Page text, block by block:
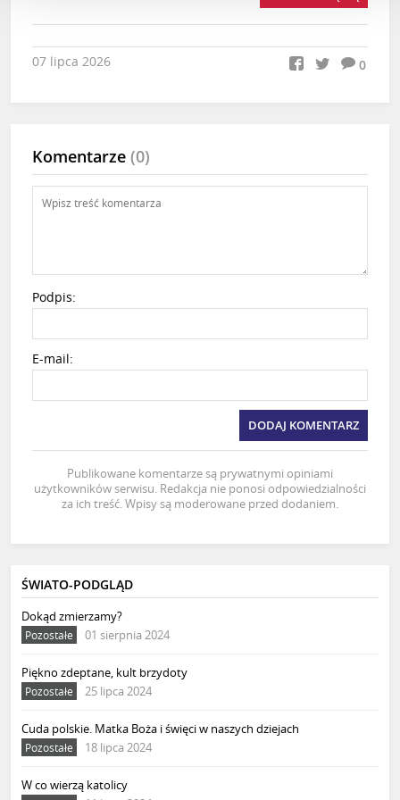
07 lipca 2026 0
Komentarze (0)
Podpis:
E-mail:
DODAJ KOMENTARZ
Publikowane komentarze są prywatnymi opiniami
użytkowników serwisu. Redakcja nie ponosi odpowiedzialności
za ich treść. Wpisy są moderowane przed dodaniem.
ŚWIATO-PODGLĄD
Dokąd zmierzamy?
Pozostałe 01 sierpnia 2024
Piękno zdeptane, kult brzydoty
Pozostałe 25 lipca 2024
Cuda polskie. Matka Boża i święci w naszych dziejach
Pozostałe 18 lipca 2024
W co wierzą katolicy